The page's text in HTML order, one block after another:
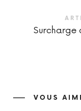
Surcharge
VOUS